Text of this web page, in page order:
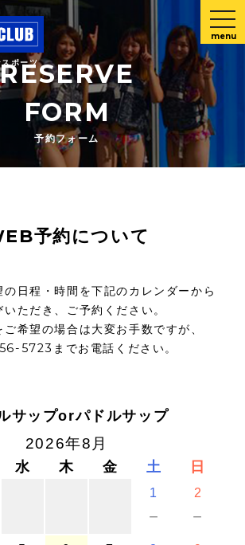
ポーツ
menu
RESERVE
FORM
予約フォーム
予約について
の日程・時間を下記のカレンダーから
いただき、ご予約ください。
希望の場合は大変お手数ですが、
5723までお電話ください。
サップorパドルサップ
2026年8月
水 木 金 土 日
1
－
2
－